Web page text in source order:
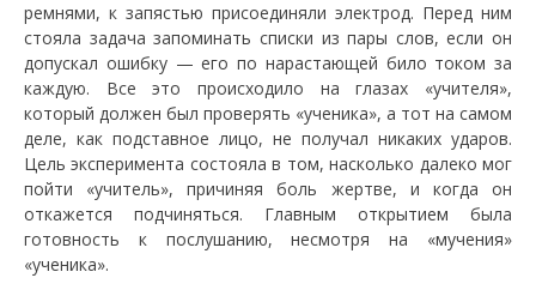
ремнями, к запястью присоединяли электрод. Перед ним
стояла задача запоминать списки из пары слов, если он
допускал ошибку — его по нарастающей било током за
каждую. Все это происходило на глазах «учителя»,
который должен был проверять «ученика», а тот на самом
деле, как подставное лицо, не получал никаких ударов.
Цель эксперимента состояла в том, насколько далеко мог
пойти «учитель», причиняя боль жертве, и когда он
откажется подчиняться. Главным открытием была
готовность к послушанию, несмотря на «мучения»
«ученика».